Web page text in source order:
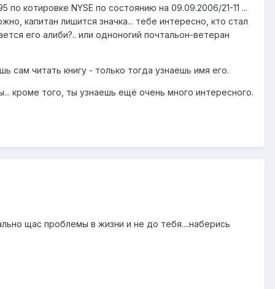
котировке NYSE по состоянию на 09.09.2006/21-11 ...
капитан лишится значка... тебе интересно, кто стал
его алиби?.. или одноногий почтальон-ветеран
сам читать книгу - только тогда узнаешь имя его.
кроме того, ты узнаешь ещё очень много интересного.
щас проблемы в жизни и не до тебя....наберись